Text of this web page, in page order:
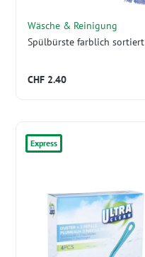
Wäsche & Reinigung
Spülbürste farblich sortiert
CHF 2.40
Express